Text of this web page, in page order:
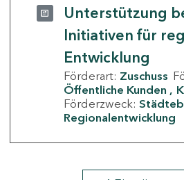
Unterstützung
Initiativen für
Entwicklung
Förderart: Zuschuss
Öffentliche Kunden
Förderzweck:
Regionalentwicklung